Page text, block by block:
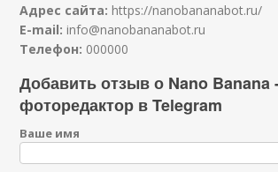
Адрес сайта: https://nanobananabot.ru/
E-mail: info@nanobananabot.ru
Телефон: 000000
Добавить отзыв о Nano Banana
фоторедактор в Telegram
Ваше имя